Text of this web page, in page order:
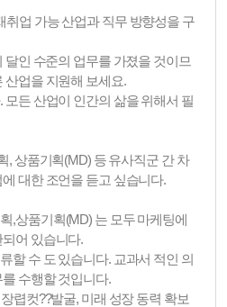
취업 가능 산업과 직무 방향성을 구
달인 수준의 업무를 가졌을 것이므
산업을 지원해 보세요.
모든 산업이 인간의 삶을 위해서 필
, 상품기획(MD) 등 유사직군 간 차
대한 조언을 듣고 싶습니다.
,상품기획(MD) 는 모두 마케팅에
어 있습니다.
할 수 도 있습니다. 교과서 적인 의
수행할 것입니다.
렵컷??발굴, 미래 성장 동력 확보